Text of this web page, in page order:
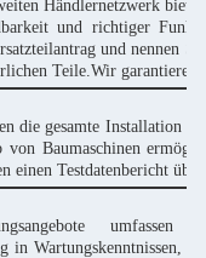
Händlernetzwerk
und richtiger
und nennen
Teile.Wir
die gesamte Installation
von Baumaschinen
einen Testdatenbericht
in Wartungskenntnissen,